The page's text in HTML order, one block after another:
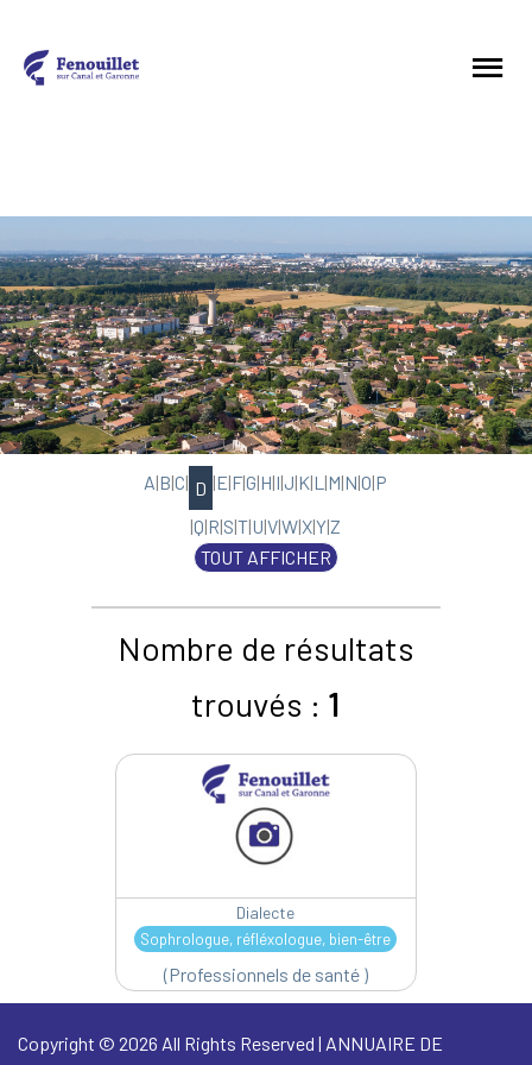
A|B|C| D |E|F|G|H|I|J|K|L |M|N|O|P
|Q|R|S|T|U|V|W|X|Y|Z
TOUT AFFICHER
Nombre de résultats
trouvés : 1
Dialecte
Sophrologue, réfléxologue, bien-être
(Professionnels de santé )
Copyright © 2026 All Rights Reserved | ANNUAIRE DE